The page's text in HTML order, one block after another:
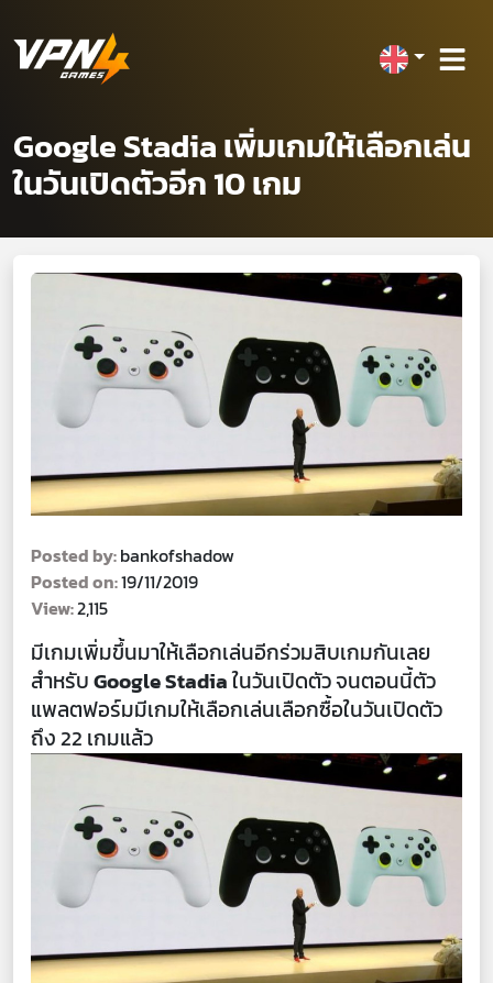
Google Stadia เพิ่มเกมให้เลือกเล่น
ในวันเปิดตัวอีก 10 เกม
Posted by:bankofshadow
Posted on:19/11/2019
View:2,115
มีเกมเพิ่มขึ้นมาให้เลือกเล่นอีกร่วมสิบเกมกันเลย
สำหรับGoogle Stadiaในวันเปิดตัว จนตอนนี้ตัว
แพลตฟอร์มมีเกมให้เลือกเล่นเลือกซื้อในวันเปิดตัว
ถึง 22 เกมแล้ว